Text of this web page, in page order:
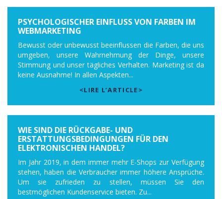
PSYCHOLOGISCHER EINFLUSS VON FARBEN IM
WEBMARKETING
Bewusst oder unbewusst beeinflussen die Farben, die uns
umgeben, unsere Wahrnehmung der Dinge, unsere
Stimmung und unser tägliches Verhalten. Marketing ist da
keine Ausnahme! In allen Aspekten...
<LIRE L’ARTICLE>
WIE SIND DIE RÜCKGABE- UND
ERSTATTUNGSBEDINGUNGEN FÜR DEN
ELEKTRONISCHEN HANDEL?
Im Jahr 2019, in dem immer mehr E-Shops zur Verfügung
stehen, haben die Verbraucher immer höhere Ansprüche.
Um sie zufrieden zu stellen, müssen Sie den
bestmöglichen Kundenservice bieten. Zu...